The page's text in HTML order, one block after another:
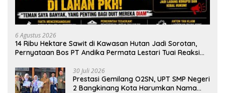
6 Agustus 2026
14 Ribu Hektare Sawit di Kawasan Hutan Jadi Sorotan,
Pernyataan Bos PT Andika Permata Lestari Tuai Reaksi
30 Juli 2026
Prestasi Gemilang O2SN, UPT SMP Negeri
2 Bangkinang Kota Harumkan Nama